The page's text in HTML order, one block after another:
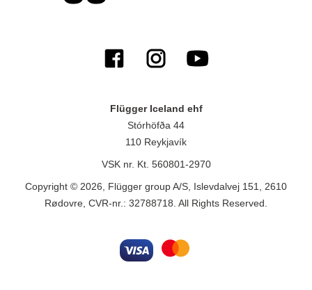
Flügger Iceland ehf
Stórhöfða 44
110 Reykjavík
VSK nr. Kt. 560801-2970
Copyright © 2026, Flügger group A/S, Islevdalvej 151, 2610
Rødovre, CVR-nr.: 32788718. All Rights Reserved.